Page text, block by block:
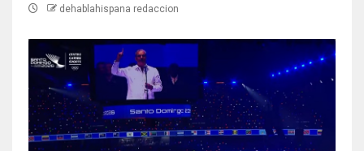
dehablahispana redaccion